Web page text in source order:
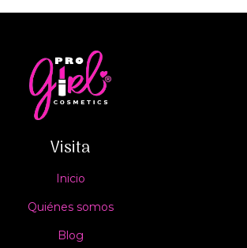
Visita
Inicio
Quiénes somos
Blog